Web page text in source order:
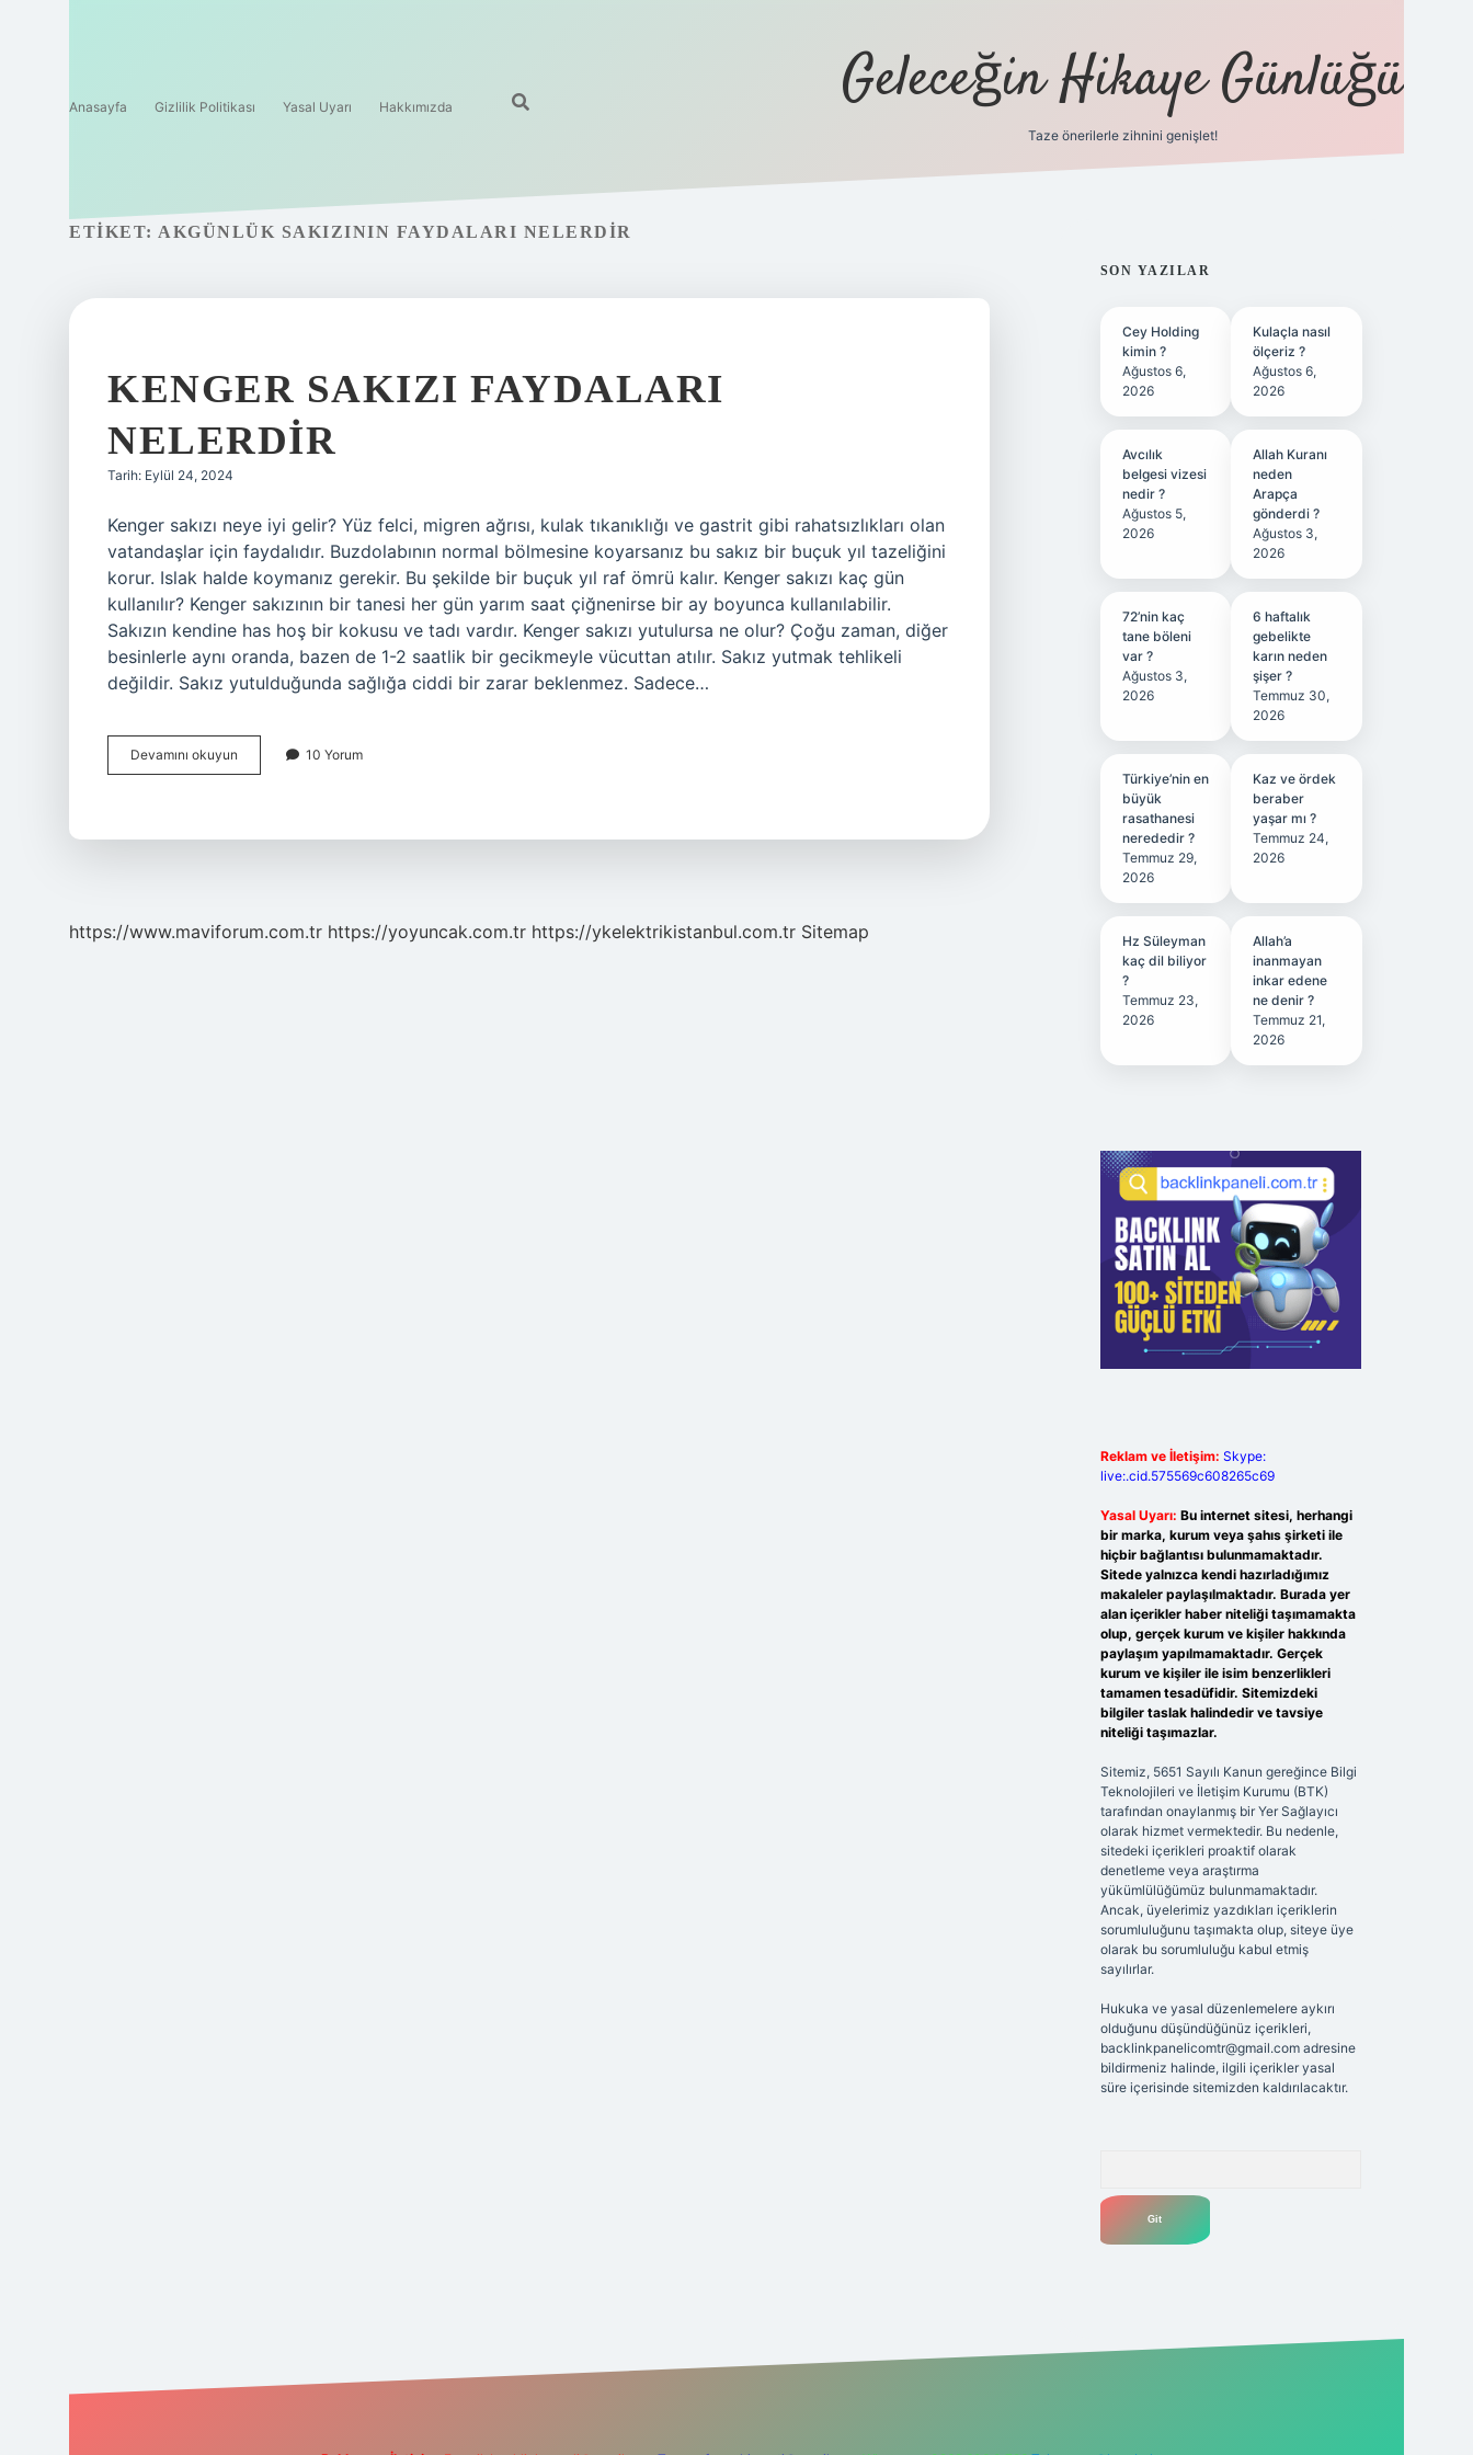
Anasayfa Gizlilik Politikası Yasal Uyarı Hakkımızda Geleceğin Hikaye Günlüğü
Taze önerilerle zihnini genişlet!
ETIKET: AKGÜNLÜK SAKIZININ FAYDALARI NELERDIR
KENGER SAKIZI FAYDALARI
NELERDIR
Tarih: Eylül 24, 2024
Kenger sakızı neye iyi gelir? Yüz felci, migren ağrısı, kulak tıkanıklığı ve gastrit gibi rahatsızlıkları olan
vatandaşlar için faydalıdır. Buzdolabının normal bölmesine koyarsanız bu sakız bir buçuk yıl tazeliğini
korur. Islak halde koymanız gerekir. Bu şekilde bir buçuk yıl raf ömrü kalır. Kenger sakızı kaç gün
kullanılır? Kenger sakızının bir tanesi her gün yarım saat çiğnenirse bir ay boyunca kullanılabilir.
Sakızın kendine has hoş bir kokusu ve tadı vardır. Kenger sakızı yutulursa ne olur? Çoğu zaman, diğer
besinlerle aynı oranda, bazen de 1-2 saatlik bir gecikmeyle vücuttan atılır. Sakız yutmak tehlikeli
değildir. Sakız yutulduğunda sağlığa ciddi bir zarar beklenmez. Sadece…
Devamını okuyun
Sakızı
10 Yorum
https://www.maviforum.com.tr https://yoyuncak.com.tr https://ykelektrikistanbul.com.tr Sitemap
SIDEBAR
SON YAZILAR
Cey Holding
kimin ?
Ağustos 6,
2026
Kulaçla nasıl
ölçeriz ?
Ağustos 6,
2026
Avcılık
belgesi vizesi
nedir ?
Ağustos 5,
2026
Allah Kuranı
neden
Arapça
gönderdi ?
Ağustos 3,
2026
72’nin kaç
tane böleni
var ?
Ağustos 3,
2026
6 haftalık
gebelikte
karın neden
şişer ?
Temmuz 30,
2026
Türkiye’nin en
büyük
rasathanesi
nerededir ?
Temmuz 29,
2026
Kaz ve ördek
beraber
yaşar mı ?
Temmuz 24,
2026
Hz Süleyman
kaç dil biliyor
?
Temmuz 23,
2026
Allah’a
inanmayan
inkar edene
ne denir ?
Temmuz 21,
2026
Reklam ve İletişim: Skype:
live:.cid.575569c608265c69
Yasal Uyarı: Bu internet sitesi, herhangi
bir marka, kurum veya şahıs şirketi ile
hiçbir bağlantısı bulunmamaktadır.
Sitede yalnızca kendi hazırladığımız
makaleler paylaşılmaktadır. Burada yer
alan içerikler haber niteliği taşımamakta
olup, gerçek kurum ve kişiler hakkında
paylaşım yapılmamaktadır. Gerçek
kurum ve kişiler ile isim benzerlikleri
tamamen tesadüfidir. Sitemizdeki
bilgiler taslak halindedir ve tavsiye
niteliği taşımazlar.
Sitemiz, 5651 Sayılı Kanun gereğince Bilgi
Teknolojileri ve İletişim Kurumu (BTK)
tarafından onaylanmış bir Yer Sağlayıcı
olarak hizmet vermektedir. Bu nedenle,
sitedeki içerikleri proaktif olarak
denetleme veya araştırma
yükümlülüğümüz bulunmamaktadır.
Ancak, üyelerimiz yazdıkları içeriklerin
sorumluluğunu taşımakta olup, siteye üye
olarak bu sorumluluğu kabul etmiş
sayılırlar.
Hukuka ve yasal düzenlemelere aykırı
olduğunu düşündüğünüz içerikleri,
backlinkpanelicomtr@gmail.comadresine
bildirmeniz halinde, ilgili içerikler yasal
süre içerisinde sitemizden kaldırılacaktır.